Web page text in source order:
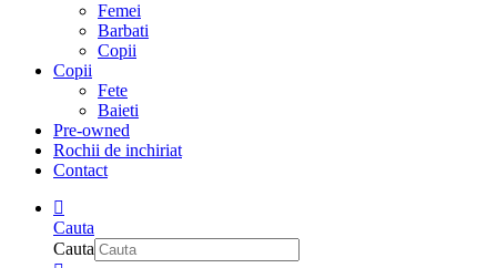
Femei
Barbati
Copii
Copii
Fete
Baieti
Pre-owned
Rochii de inchiriat
Contact
Cauta
Cauta